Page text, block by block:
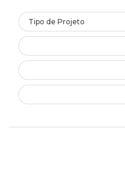
Tipo de Projeto